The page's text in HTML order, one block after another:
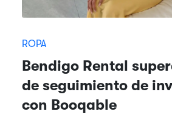
ROPA
Bendigo Rental
de seguimiento de
con Booqable